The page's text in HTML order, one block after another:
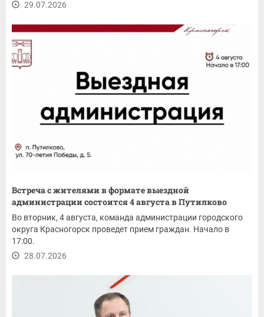
29.07.2026
Встреча с жителями в формате выездной
администрации состоится 4 августа в Путилково
Во вторник, 4 августа, команда администрации городского
округа Красногорск проведет прием граждан. Начало в
17:00.
28.07.2026